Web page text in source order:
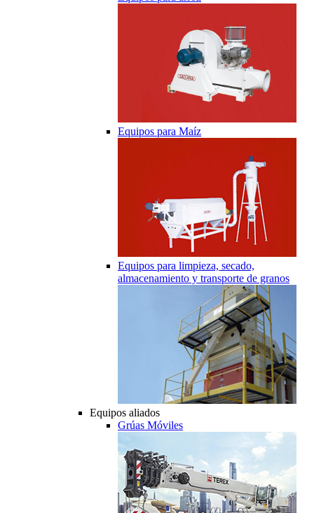
Equipos para Maíz
Equipos para limpieza, secado,
almacenamiento y transporte de granos
Equipos aliados
Grúas Móviles